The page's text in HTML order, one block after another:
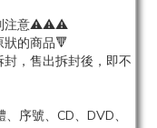
注意⚠️⚠️⚠️
的商品🔻
，售出拆封後，即不
序號、CD、DVD、